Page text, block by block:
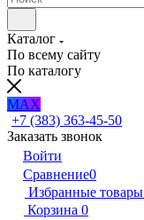
Каталог
По всему сайту
По каталогу
MAX
+7 (383) 363-45-50
Заказать звонок
Войти
Сравнение0
Избранные товары
Корзина 0